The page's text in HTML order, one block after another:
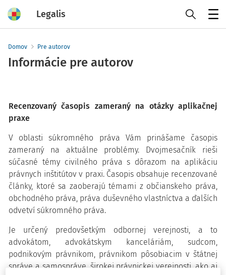
Legalis
Domov Pre autorov
Informácie pre autorov
Recenzovaný časopis zameraný na otázky aplikačnej
praxe
V oblasti súkromného práva Vám prinášame časopis
zameraný na aktuálne problémy. Dvojmesačník rieši
súčasné témy civilného práva s dôrazom na aplikáciu
právnych inštitútov v praxi. Časopis obsahuje recenzované
články, ktoré sa zaoberajú témami z občianskeho práva,
obchodného práva, práva duševného vlastníctva a ďalších
odvetví súkromného práva.
Je určený predovšetkým odbornej verejnosti, a to
advokátom, advokátskym kanceláriám, sudcom,
podnikovým právnikom, právnikom pôsobiacim v štátnej
správe a samospráve, širokej právnickej verejnosti, ako aj